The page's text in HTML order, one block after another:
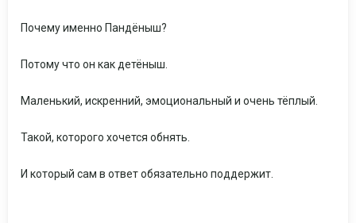
Почему именно Пандёныш?
Потому что он как детёныш.
Маленький, искренний, эмоциональный и очень тёплый.
Такой, которого хочется обнять.
И который сам в ответ обязательно поддержит.